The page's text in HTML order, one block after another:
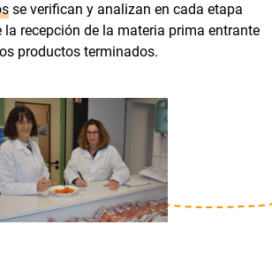
se verifican y analizan en cada etapa
la recepción de la materia prima entrante
productos terminados.